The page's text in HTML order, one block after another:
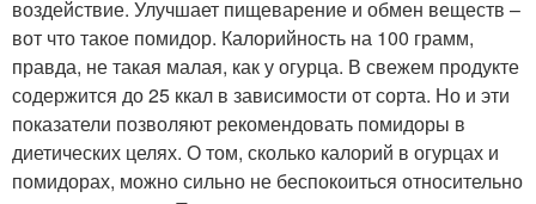
воздействие. Улучшает пищеварение и обмен веществ –
вот что такое помидор. Калорийность на 100 грамм,
правда, не такая малая, как у огурца. В свежем продукте
содержится до 25 ккал в зависимости от сорта. Но и эти
показатели позволяют рекомендовать помидоры в
диетических целях. О том, сколько калорий в огурцах и
помидорах, можно сильно не беспокоиться относительно